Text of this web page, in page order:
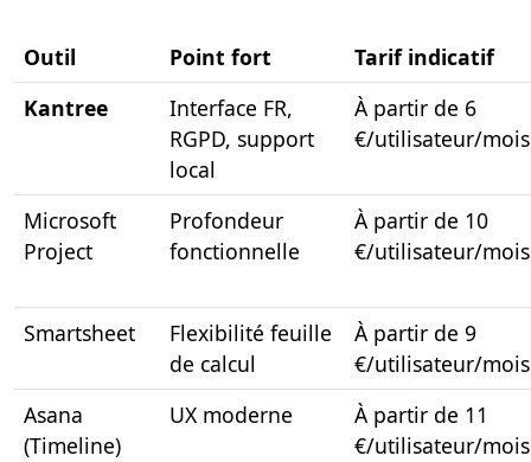
Outil Point fort
Tarif indicatif
Kantree
Interface FR,
RGPD, support
local
À partir de 6
€/utilisateur/mois
Microsoft
Project
Profondeur
fonctionnelle
À partir de 10
€/utilisateur/mois
Smartsheet
Flexibilité feuille
de calcul
À partir de 9
€/utilisateur/mois
Asana
(Timeline)
UX moderne
À partir de 11
€/utilisateur/mois